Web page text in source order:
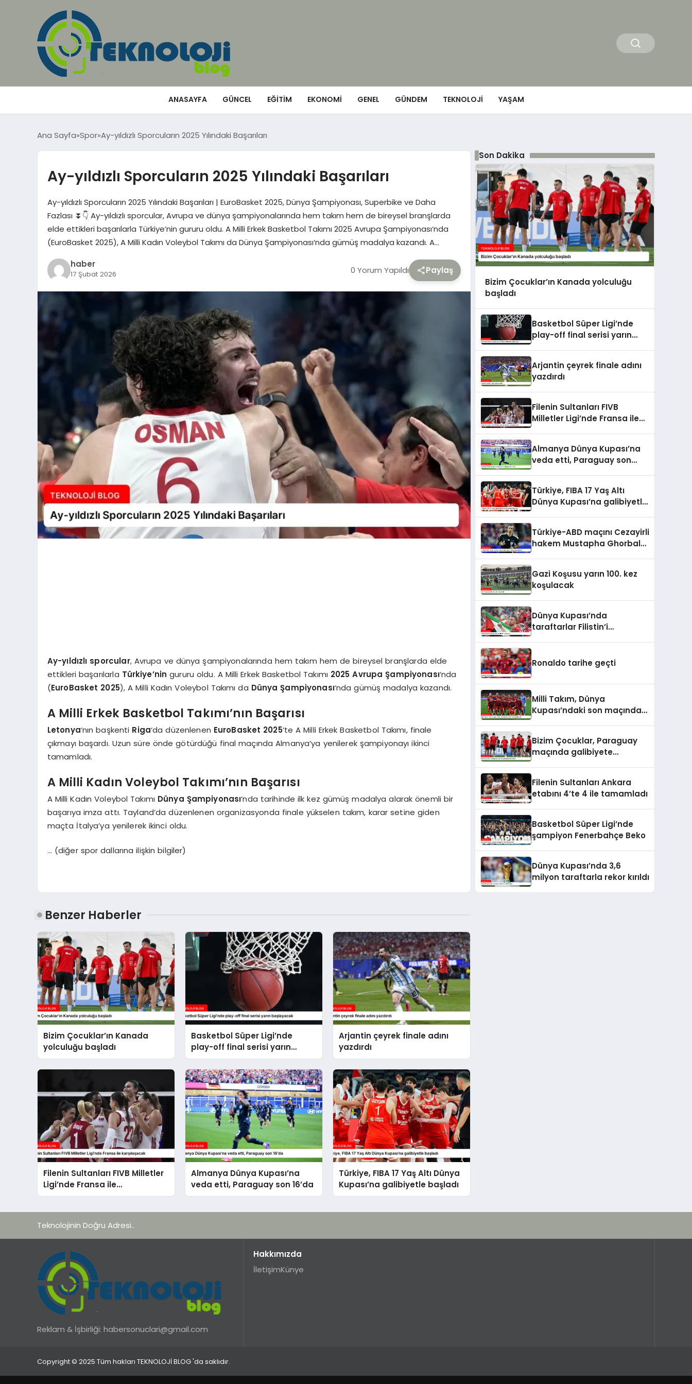
ANASAYFA GÜNCEL EĞITIM EKONOMI GENEL GÜNDEM TEKNOLOJI YAŞAM
Ana Sayfa Spor Ay-yıldızlı Sporcuların 2025 Yılındaki Başarıları
Ay-yıldızlı Sporcuların 2025 Yılındaki Başarıları
Ay-yıldızlı Sporcuların 2025 Yılındaki Başarıları | EuroBasket 2025, Dünya Şampiyonası, Superbike ve Daha
Fazlası ⏬👇 Ay-yıldızlı sporcular, Avrupa ve dünya şampiyonalarında hem takım hem de bireysel branşlarda
elde ettikleri başarılarla Türkiye’nin gururu oldu. A Milli Erkek Basketbol Takımı 2025 Avrupa Şampiyonası‘nda
(EuroBasket 2025), A Milli Kadın Voleybol Takımı da Dünya Şampiyonası‘nda gümüş madalya kazandı. A…
haber
17 Şubat 2026 0 Yorum Yapıldı Paylaş
Ay-yıldızlı sporcular, Avrupa ve dünya şampiyonalarında hem takım hem de bireysel branşlarda elde
ettikleri başarılarla Türkiye’nin gururu oldu. A Milli Erkek Basketbol Takımı 2025 Avrupa Şampiyonası‘nda
(EuroBasket 2025), A Milli Kadın Voleybol Takımı da Dünya Şampiyonası‘nda gümüş madalya kazandı.
A Milli Erkek Basketbol Takımı’nın Başarısı
Letonya‘nın başkenti Riga‘da düzenlenen EuroBasket 2025‘te A Milli Erkek Basketbol Takımı, finale
çıkmayı başardı. Uzun süre önde götürdüğü final maçında Almanya’ya yenilerek şampiyonayı ikinci
tamamladı.
A Milli Kadın Voleybol Takımı’nın Başarısı
A Milli Kadın Voleybol Takımı Dünya Şampiyonası‘nda tarihinde ilk kez gümüş madalya alarak önemli bir
başarıya imza attı. Tayland’da düzenlenen organizasyonda finale yükselen takım, karar setine giden
maçta İtalya’ya yenilerek ikinci oldu.
… (diğer spor dallarına ilişkin bilgiler)
Benzer Haberler
Bizim Çocuklar’ın Kanada
yolculuğu başladı
Basketbol Süper Ligi’nde
play-off final serisi yarın
başlayacak
Arjantin çeyrek finale adını
yazdırdı
Filenin Sultanları FIVB Milletler
Ligi’nde Fransa ile
karşılaşacak
Almanya Dünya Kupası’na
veda etti, Paraguay son 16’da
Türkiye, FIBA 17 Yaş Altı Dünya
Kupası’na galibiyetle başladı
Son Dakika
Bizim Çocuklar’ın Kanada yolculuğu
başladı
Basketbol Süper Ligi’nde
play-off final serisi yarın
Arjantin çeyrek finale adını
yazdırdı
Filenin Sultanları FIVB
Milletler Ligi’nde Fransa ile
Almanya Dünya Kupası’na
veda etti, Paraguay son
Türkiye, FIBA 17 Yaş Altı
Dünya Kupası’na galibiyetle
Türkiye-ABD maçını Cezayirli
hakem Mustapha Ghorbal
Gazi Koşusu yarın 100. kez
koşulacak
Dünya Kupası’nda
taraftarlar Filistin’i
Ronaldo tarihe geçti
Milli Takım, Dünya
Kupası’ndaki son maçında
Bizim Çocuklar, Paraguay
maçında galibiyete
Filenin Sultanları Ankara
etabını 4’te 4 ile tamamladı
Basketbol Süper Ligi’nde
şampiyon Fenerbahçe Beko
Dünya Kupası’nda 3,6
milyon taraftarla rekor kırıldı
Teknolojinin Doğru Adresi..
Reklam & İşbirliği: habersonuclari@gmail.com
Hakkımızda
İletişimKünye
Copyright © 2025 Tüm hakları TEKNOLOJİ BLOG 'da saklıdır.